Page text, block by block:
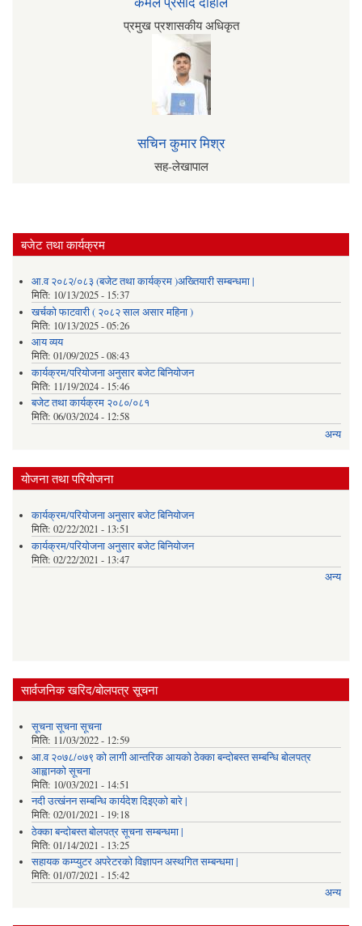
प्रमुख प्रशासकीय अधिकृत
सचिन कुमार मिश्र
सह-लेखापाल
बजेट तथा कार्यक्रम
आ.व २०८२/०८३ (बजेट तथा कार्यक्रम )अख्तियारी सम्बन्धमा |
मिति: 10/13/2025 - 15:37
खर्चको फाटवारी ( २०८२ साल असार महिना )
मिति: 10/13/2025 - 05:26
आय व्यय
मिति: 01/09/2025 - 08:43
कार्यक्रम/परियोजना अनुसार बजेट बिनियोजन
मिति: 11/19/2024 - 15:46
बजेट तथा कार्यक्रम २०८०/०८१
मिति: 06/03/2024 - 12:58
अन्य
योजना तथा परियोजना
कार्यक्रम/परियोजना अनुसार बजेट बिनियोजन
मिति: 02/22/2021 - 13:51
कार्यक्रम/परियोजना अनुसार बजेट बिनियोजन
मिति: 02/22/2021 - 13:47
अन्य
सार्वजनिक खरिद/बोलपत्र सूचना
सूचना सूचना सूचना
मिति: 11/03/2022 - 12:59
आ.व २०७८/०७९ को लागी आन्तरिक आयको ठेक्का बन्दोबस्त सम्बन्धि बोलपत्र
आह्वानको सूचना
मिति: 10/03/2021 - 14:51
नदी उत्खंनन सम्बन्धि कार्यदेश दिइएको बारे |
मिति: 02/01/2021 - 19:18
ठेक्का बन्दोबस्त बोलपत्र सूचना सम्बन्धमा |
मिति: 01/14/2021 - 13:25
सहायक कम्प्युटर अपरेटरको विज्ञापन अस्थगित सम्बन्धमा |
मिति: 01/07/2021 - 15:42
अन्य